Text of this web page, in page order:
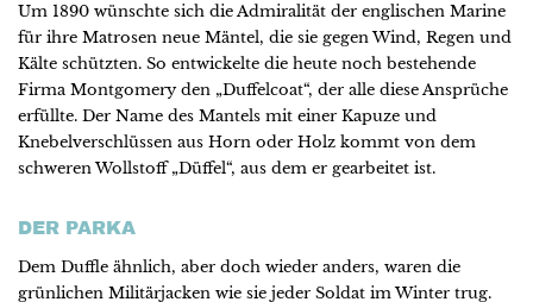
Um 1890 wünschte sich die Admiralität der englischen Marine
für ihre Matrosen neue Mäntel, die sie gegen Wind, Regen und
Kälte schützten. So entwickelte die heute noch bestehende
Firma Montgomery den „Duffelcoat“, der alle diese Ansprüche
erfüllte. Der Name des Mantels mit einer Kapuze und
Knebelverschlüssen aus Horn oder Holz kommt von dem
schweren Wollstoff „Düffel“, aus dem er gearbeitet ist.
DER PARKA
Dem Duffle ähnlich, aber doch wieder anders, waren die
grünlichen Militärjacken wie sie jeder Soldat im Winter trug.